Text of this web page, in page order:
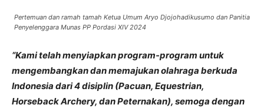
Pertemuan dan ramah tamah Ketua Umum Aryo Djojohadikusumo dan Panitia
Penyelenggara Munas PP Pordasi XIV 2024
“Kami telah menyiapkan program-program untuk
mengembangkan dan memajukan olahraga berkuda
Indonesia dari 4 disiplin (Pacuan, Equestrian,
Horseback Archery, dan Peternakan), semoga dengan